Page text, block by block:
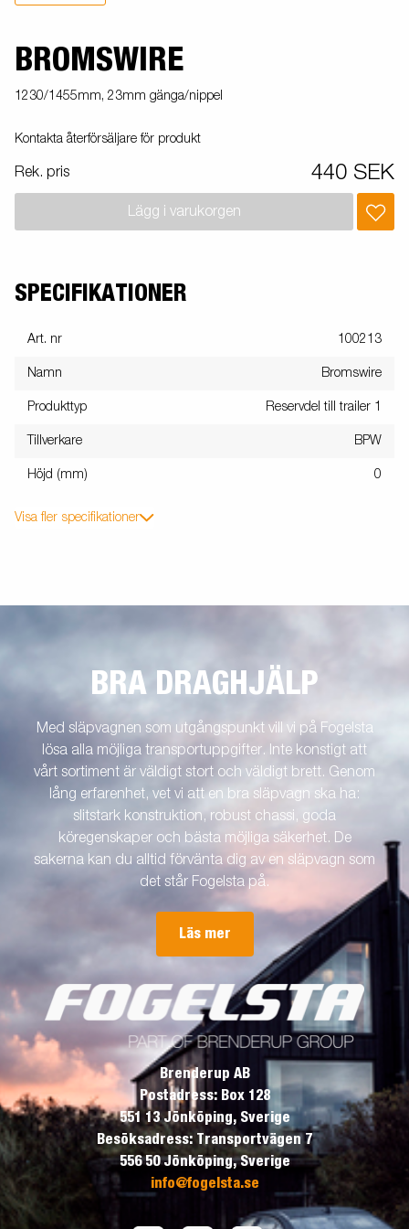
BROMSWIRE
1230/1455mm, 23mm gänga/nippel
Kontakta återförsäljare för produkt
Rek. pris 440 SEK
Lägg i varukorgen
SPECIFIKATIONER
Art. nr 100213
Namn Bromswire
Produkttyp Reservdel till trailer 1
Tillverkare BPW
Höjd (mm) 0
Visa fler specifikationer
BRA DRAGHJÄLP
Med släpvagnen som utgångspunkt vill vi på Fogelsta
lösa alla möjliga transportuppgifter. Inte konstigt att
vårt sortiment är väldigt stort och väldigt brett. Genom
lång erfarenhet, vet vi att en bra släpvagn ska ha:
slitstark konstruktion, robust chassi, goda
köregenskaper och bästa möjliga säkerhet. De
sakerna kan du alltid förvänta dig av en släpvagn som
det står Fogelsta på.
Läs mer
Brenderup AB
Postadress: Box 128
551 13 Jönköping, Sverige
Besöksadress: Transportvägen 7
556 50 Jönköping, Sverige
info@fogelsta.se